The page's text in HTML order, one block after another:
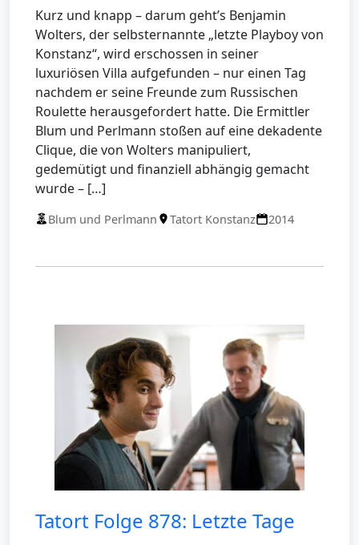
Kurz und knapp – darum geht’s Benjamin
Wolters, der selbsternannte „letzte Playboy von
Konstanz“, wird erschossen in seiner
luxuriösen Villa aufgefunden – nur einen Tag
nachdem er seine Freunde zum Russischen
Roulette herausgefordert hatte. Die Ermittler
Blum und Perlmann stoßen auf eine dekadente
Clique, die von Wolters manipuliert,
gedemütigt und finanziell abhängig gemacht
wurde – […]
Blum und Perlmann Tatort Konstanz 2014
Tatort Folge 878: Letzte Tage